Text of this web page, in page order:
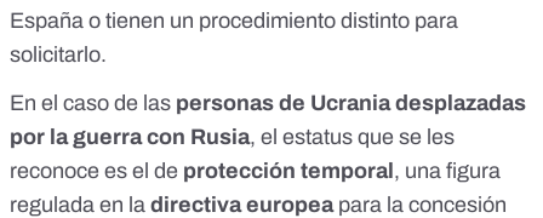
España o tienen un procedimiento distinto para
solicitarlo.
En el caso de las personas de Ucrania desplazadas
por la guerracon Rusia, el estatus que se les
reconoce es el de protección temporal, una figura
regulada en la directiva europeapara la concesión